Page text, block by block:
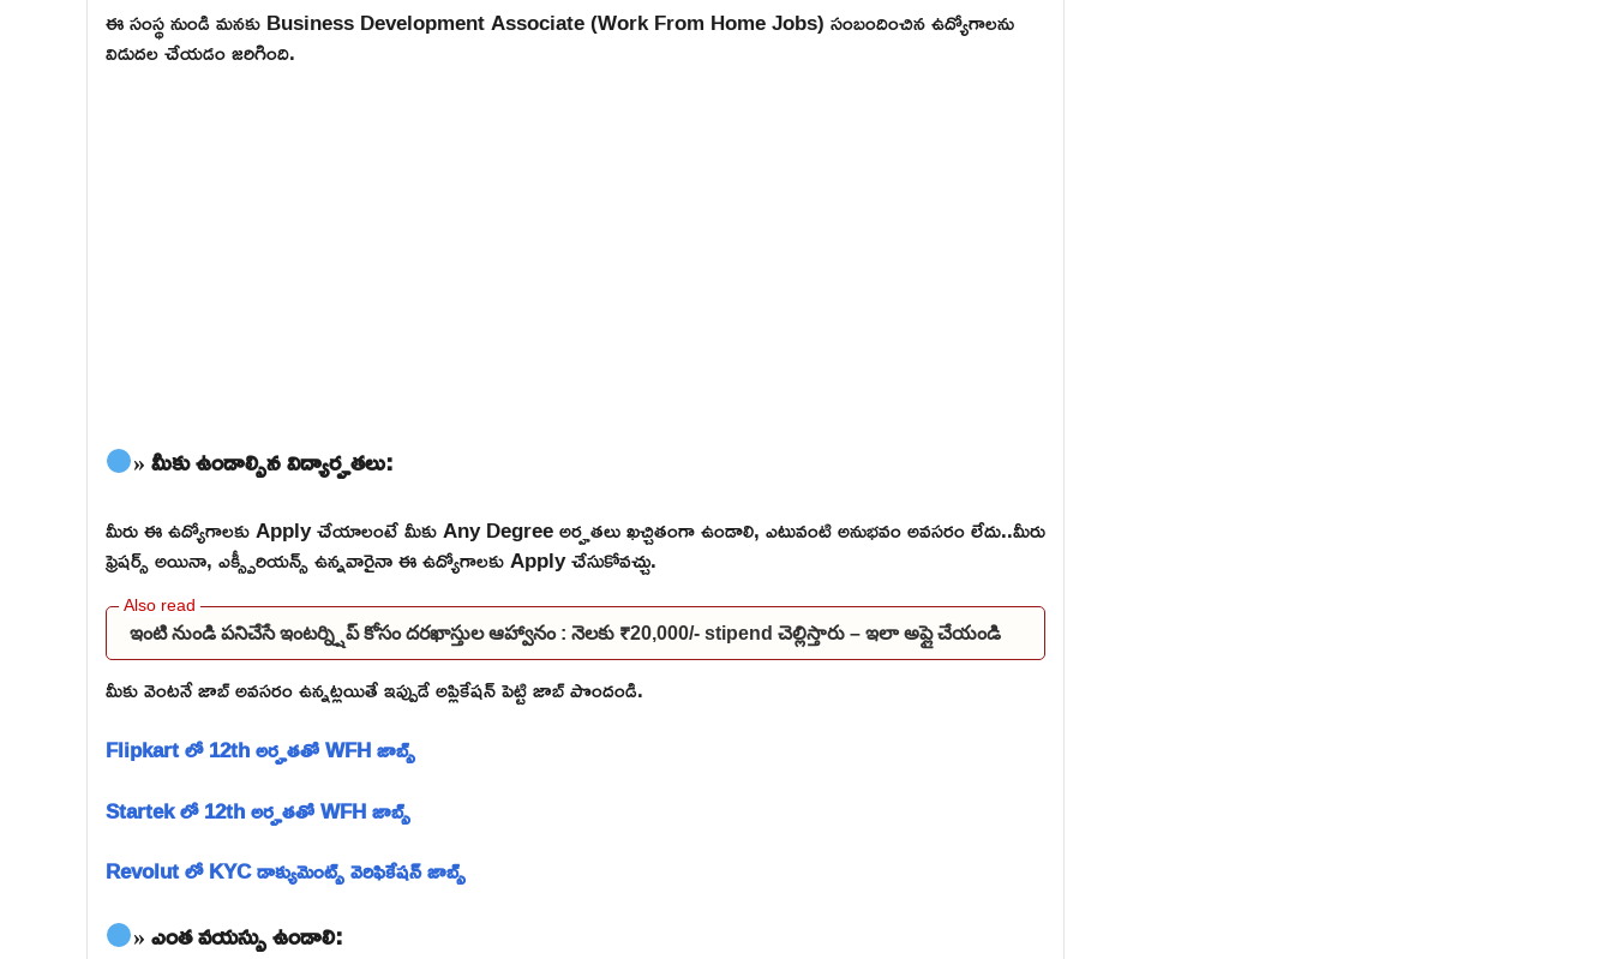
ఈ సంస్థ నుండి మనకు Business Development Associate (Work From Home Jobs) సంబందించిన ఉద్యోగాలను
విడుదల చేయడం జరిగింది.
» మీకు ఉండాల్సిన విద్యార్హతలు:
మీరు ఈ ఉద్యోగాలకు Apply చేయాలంటే మీకు Any Degree అర్హతలు ఖచ్చితంగా ఉండాలి, ఎటువంటి అనుభవం అవసరం లేదు..మీరు
ఫ్రెషర్స్ అయినా, ఎక్స్పీరియన్స్ ఉన్నవారైనా ఈ ఉద్యోగాలకు Apply చేసుకోవచ్చు.
ఇంటి నుండి పనిచేసే ఇంటర్న్షిప్ కోసం దరఖాస్తుల ఆహ్వానం : నెలకు ₹20,000/- stipend చెల్లిస్తారు – ఇలా అప్లై చేయండి
మీకు వెంటనే జాబ్ అవసరం ఉన్నట్లయితే ఇప్పుడే అప్లికేషన్ పెట్టి జాబ్ పొందండి.
Flipkart లో 12th అర్హతతో WFH జాబ్స్
Startek లో 12th అర్హతతో WFH జాబ్స్
Revolut లో KYC డాక్యుమెంట్స్ వెరిఫికేషన్ జాబ్స్
» ఎంత వయస్సు ఉండాలి: